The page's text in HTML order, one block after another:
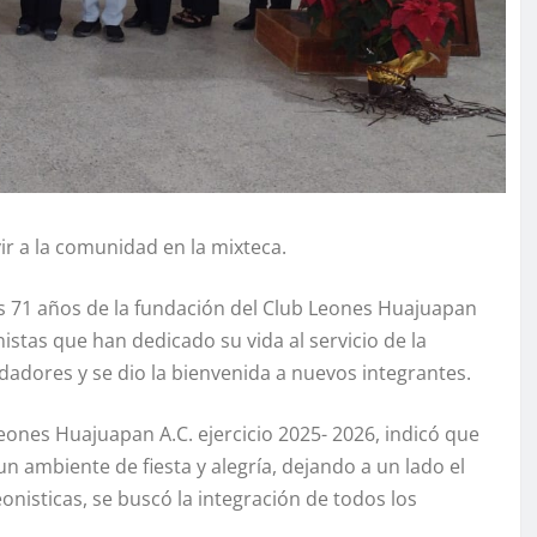
a la comunidad en la mixteca.
años de la fundación del Club Leones Huajuapan
que han dedicado su vida al servicio de la
y se dio la bienvenida a nuevos integrantes.
Huajuapan A.C. ejercicio 2025- 2026, indicó que
ambiente de fiesta y alegría, dejando a un lado el
se buscó la integración de todos los